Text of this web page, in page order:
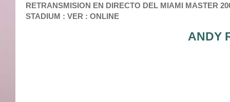
RETRANSMISION EN DIRECTO DEL MIAMI MASTER
STADIUM : VER : ONLINE
ANDY